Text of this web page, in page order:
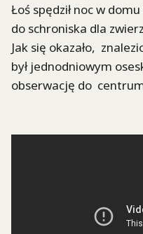
Łoś spędził noc w
do schroniska dla
Jak się okazało,
był jednodniowym
obserwację do